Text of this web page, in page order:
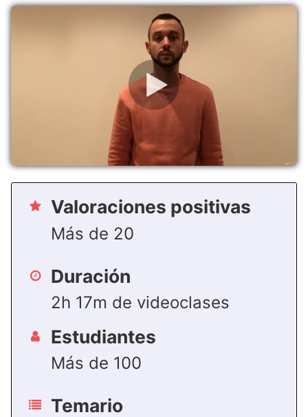
Valoraciones positivas
Más de 20
Duración
2h 17m de videoclases
Estudiantes
Más de 100
Temario